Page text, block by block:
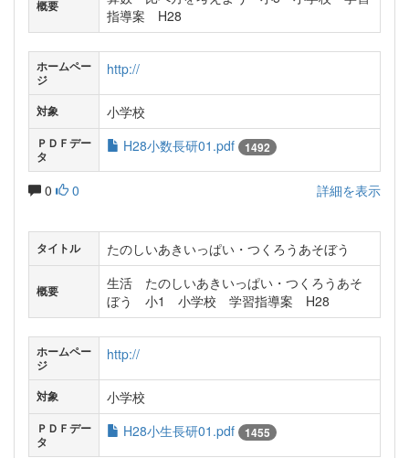
概要
指導案 H28
ホームペー
ジ
http://
対象 小学校
ＰＤＦデー
タ
H28小数長研01.pdf 1492
0 0 詳細を表示
タイトル たのしいあきいっぱい・つくろうあそぼう
概要
生活 たのしいあきいっぱい・つくろうあそ
ぼう 小1 小学校 学習指導案 H28
ホームペー
ジ
http://
対象 小学校
ＰＤＦデー
タ
H28小生長研01.pdf 1455